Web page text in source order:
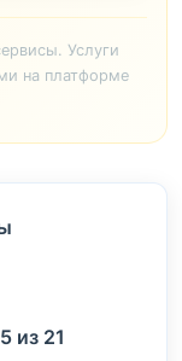
Услуги
на платформе
из 21